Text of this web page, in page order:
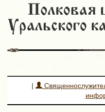
Полковая
Уральского
|